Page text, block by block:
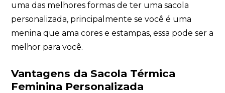
uma das melhores formas de ter uma sacola
personalizada, principalmente se você é uma
menina que ama cores e estampas, essa pode ser a
melhor para você.
Vantagens da Sacola Térmica
Feminina Personalizada